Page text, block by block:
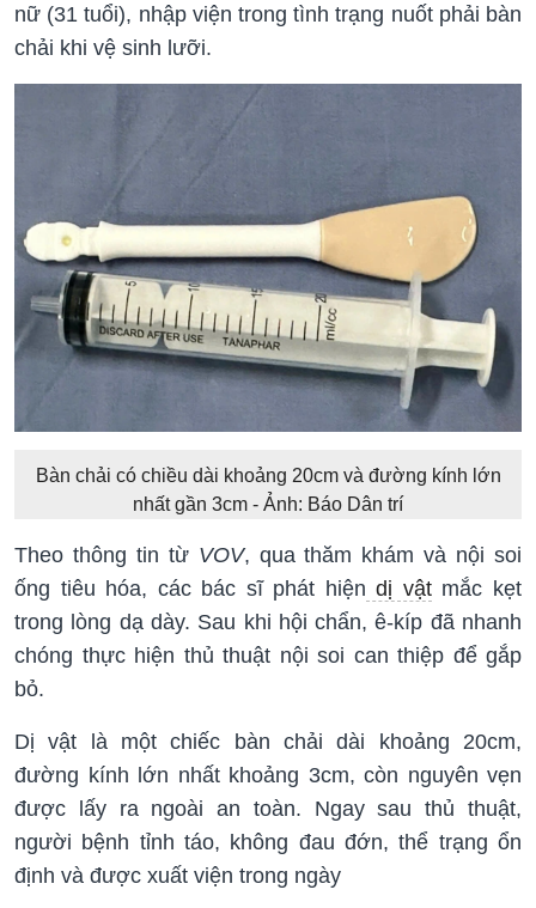
nữ (31 tuổi), nhập viện trong tình trạng nuốt phải bàn
chải khi vệ sinh lưỡi.
Bàn chải có chiều dài khoảng 20cm và đường kính lớn
nhất gần 3cm - Ảnh: Báo Dân trí
Theo thông tin từ VOV, qua thăm khám và nội soi
ống tiêu hóa, các bác sĩ phát hiện dị vậtmắc kẹt
trong lòng dạ dày. Sau khi hội chẩn, ê-kíp đã nhanh
chóng thực hiện thủ thuật nội soi can thiệp để gắp
bỏ.
Dị vật là một chiếc bàn chải dài khoảng 20cm,
đường kính lớn nhất khoảng 3cm, còn nguyên vẹn
được lấy ra ngoài an toàn. Ngay sau thủ thuật,
người bệnh tỉnh táo, không đau đớn, thể trạng ổn
định và được xuất viện trong ngày